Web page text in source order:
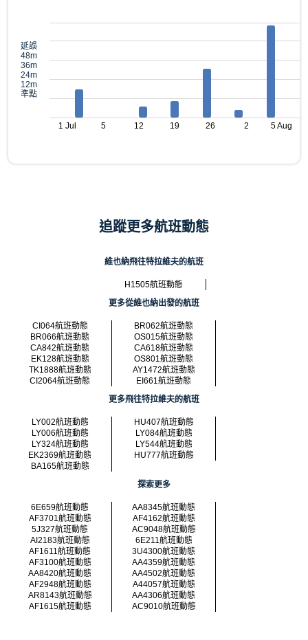
延誤
48m
36m
24m
12m
準點
1 Jul 5 12 19 26 2 5 Aug
追蹤更多航班動態
維也納飛往特拉維夫的航班
H1505航班動態
更多從維也納出發的航班
CI064航班動態
BR062航班動態
BR066航班動態
OS015航班動態
CA842航班動態
CA618航班動態
EK128航班動態
OS801航班動態
TK1888航班動態
AY1472航班動態
CI2064航班動態
EI661航班動態
更多飛往特拉維夫的航班
LY002航班動態
HU407航班動態
LY006航班動態
LY084航班動態
LY324航班動態
LY544航班動態
EK2369航班動態
HU777航班動態
BA165航班動態
探索更多
6E659航班動態
AA8345航班動態
AF3701航班動態
AF4162航班動態
5J327航班動態
AC9048航班動態
AI2183航班動態
6E211航班動態
AF1611航班動態
3U4300航班動態
AF3100航班動態
AA4359航班動態
AA8420航班動態
AA4502航班動態
AF2948航班動態
A44057航班動態
AR8143航班動態
AA4306航班動態
AF1615航班動態
AC9010航班動態